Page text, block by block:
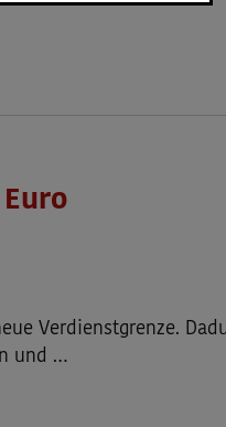
Verdienstgrenze.
und …